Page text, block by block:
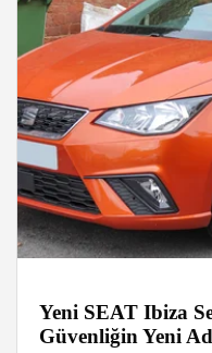
Yeni SEAT Ibiza
Güvenliğin Yeni